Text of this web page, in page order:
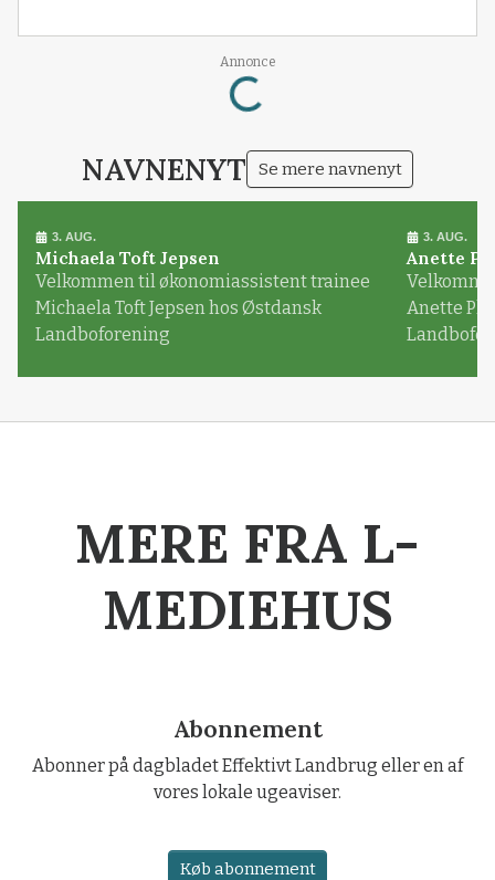
Annonce
Loading...
NAVNENYT Se mere navnenyt
3. AUG.
Michaela Toft Jepsen
Velkommen til økonomiassistent trainee
Michaela Toft Jepsen hos Østdansk
Landboforening
3. AUG.
Anette
Anette
MERE FRA L-
MEDIEHUS
Abonnement
Abonner på dagbladet Effektivt Landbrug eller en af
vores lokale ugeaviser.
Køb abonnement